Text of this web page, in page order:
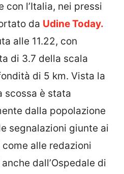
con l’Italia, nei pressi
da Udine Today.
alle 11.22, con
di 3.7 della scala
di 5 km. Vista la
scossa è stata
dalla popolazione
segnalazioni giunte ai
alle redazioni
dall’Ospedale di